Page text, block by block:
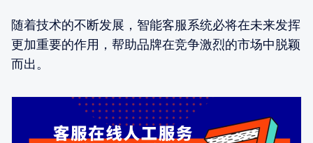
随着技术的不断发展，智能客服系统必将在未来发挥
更加重要的作用，帮助品牌在竞争激烈的市场中脱颖
而出。